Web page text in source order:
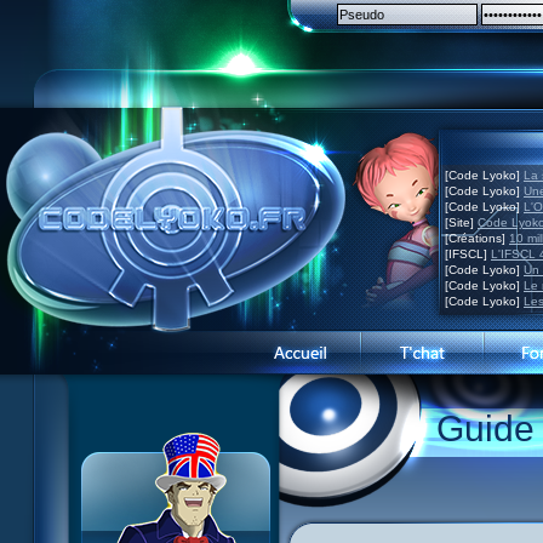
[Code Lyoko] La
[Code Lyoko]
[Code Lyoko]
[Site] Code
[Créations] 10
[IFSCL] L'IFSCL
[Code Lyoko] Un
[Code Lyoko] Le
[Code Lyoko]
6 Cruel dilemme
7 Problème d'image
10 Créature de rêve
11 Enragés